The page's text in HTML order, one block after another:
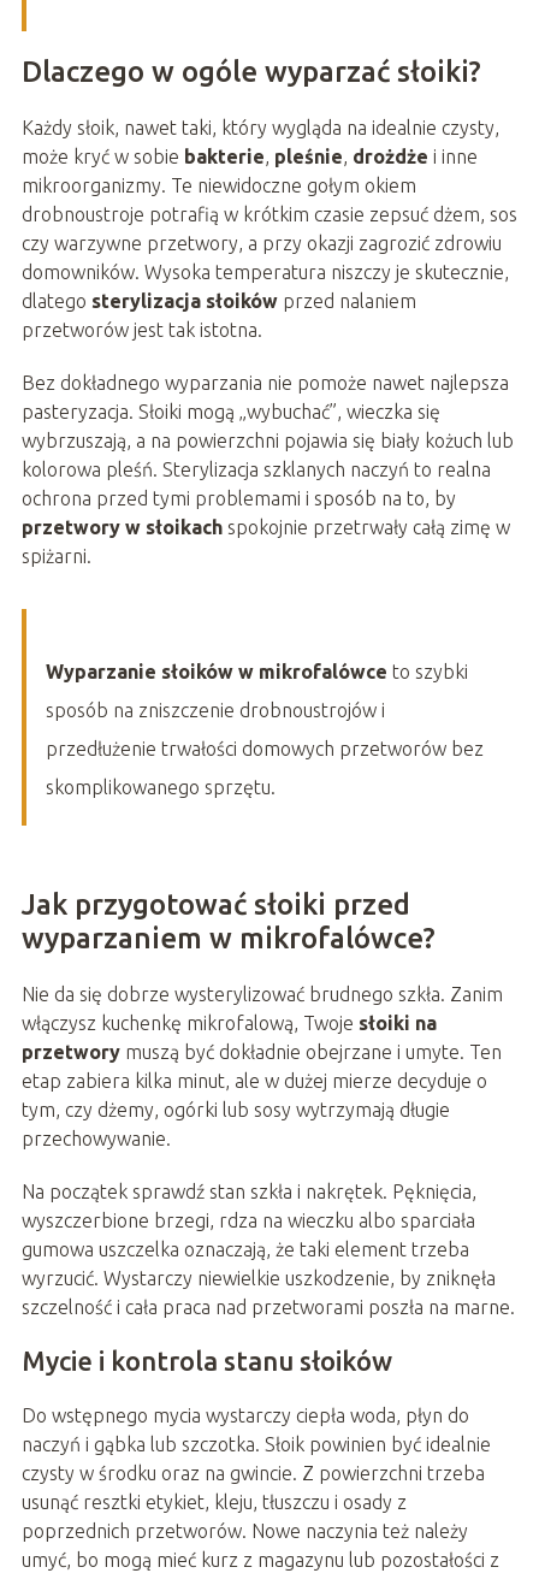
Dlaczego w ogóle wyparzać słoiki?
Każdy słoik, nawet taki, który wygląda na idealnie czysty,
może kryć w sobie bakterie, pleśnie, drożdże i inne
mikroorganizmy. Te niewidoczne gołym okiem
drobnoustroje potrafią w krótkim czasie zepsuć dżem, sos
czy warzywne przetwory, a przy okazji zagrozić zdrowiu
domowników. Wysoka temperatura niszczy je skutecznie,
dlatego sterylizacja słoikówprzed nalaniem
przetworów jest tak istotna.
Bez dokładnego wyparzania nie pomoże nawet najlepsza
pasteryzacja. Słoiki mogą „wybuchać”, wieczka się
wybrzuszają, a na powierzchni pojawia się biały kożuch lub
kolorowa pleśń. Sterylizacja szklanych naczyń to realna
ochrona przed tymi problemami i sposób na to, by
przetwory w słoikachspokojnie przetrwały całą zimę w
spiżarni.
Wyparzanie słoików w mikrofalówce to szybki
sposób na zniszczenie drobnoustrojów i
przedłużenie trwałości domowych przetworów bez
skomplikowanego sprzętu.
Jak przygotować słoiki przed
wyparzaniem w mikrofalówce?
Nie da się dobrze wysterylizować brudnego szkła. Zanim
włączysz kuchenkę mikrofalową, Twoje słoiki na
przetworymuszą być dokładnie obejrzane i umyte. Ten
etap zabiera kilka minut, ale w dużej mierze decyduje o
tym, czy dżemy, ogórki lub sosy wytrzymają długie
przechowywanie.
Na początek sprawdź stan szkła i nakrętek. Pęknięcia,
wyszczerbione brzegi, rdza na wieczku albo sparciała
gumowa uszczelka oznaczają, że taki element trzeba
wyrzucić. Wystarczy niewielkie uszkodzenie, by zniknęła
szczelność i cała praca nad przetworami poszła na marne.
Mycie i kontrola stanu słoików
Do wstępnego mycia wystarczy ciepła woda, płyn do
naczyń i gąbka lub szczotka. Słoik powinien być idealnie
czysty w środku oraz na gwincie. Z powierzchni trzeba
usunąć resztki etykiet, kleju, tłuszczu i osady z
poprzednich przetworów. Nowe naczynia też należy
umyć, bo mogą mieć kurz z magazynu lub pozostałości z